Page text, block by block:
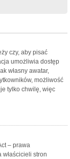
czy, aby pisać
umożliwia dostęp
własny awatar,
możliwość
tylko chwilę, więc
– prawa
stron